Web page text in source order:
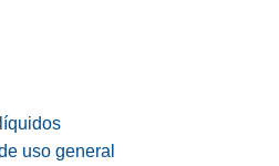
uso general